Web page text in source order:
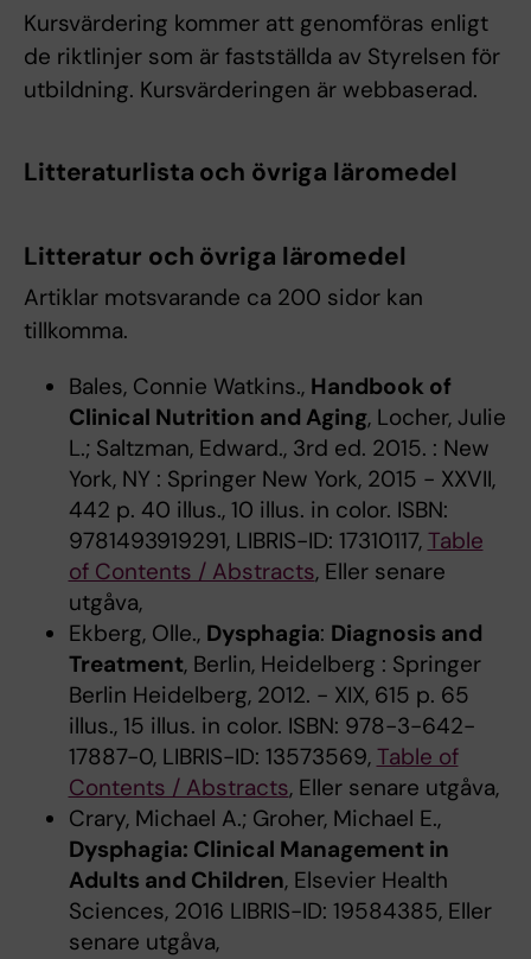
Kursvärdering kommer att genomföras enligt
de riktlinjer som är fastställda av Styrelsen för
utbildning. Kursvärderingen är webbaserad.
Litteraturlista och övriga läromedel
Litteratur och övriga läromedel
Artiklar motsvarande ca 200 sidor kan
tillkomma.
Bales, Connie Watkins., Handbook of
Clinical Nutrition and Aging, Locher, Julie
L.; Saltzman, Edward., 3rd ed. 2015. : New
York, NY : Springer New York, 2015 - XXVII,
442 p. 40 illus., 10 illus. in color. ISBN:
9781493919291, LIBRIS-ID: 17310117, Table
of Contents / Abstracts, Eller senare
utgåva,
Ekberg, Olle., Dysphagia: Diagnosis and
Treatment, Berlin, Heidelberg : Springer
Berlin Heidelberg, 2012. - XIX, 615 p. 65
illus., 15 illus. in color. ISBN: 978-3-642-
17887-0, LIBRIS-ID: 13573569, Table of
Contents / Abstracts, Eller senare utgåva,
Crary, Michael A.; Groher, Michael E.,
Dysphagia: Clinical Management in
Adults and Children, Elsevier Health
Sciences, 2016 LIBRIS-ID: 19584385, Eller
senare utgåva,